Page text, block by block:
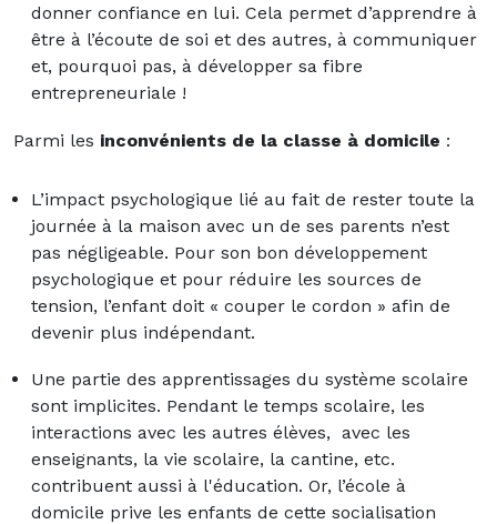
donner confiance en lui. Cela permet d’apprendre à
être à l’écoute de soi et des autres, à communiquer
et, pourquoi pas, à développer sa fibre
entrepreneuriale !
Parmi les inconvénients de la classe à domicile :
L’impact psychologique lié au fait de rester toute la
journée à la maison avec un de ses parents n’est
pas négligeable. Pour son bon développement
psychologique et pour réduire les sources de
tension, l’enfant doit « couper le cordon » afin de
devenir plus indépendant.
Une partie des apprentissages du système scolaire
sont implicites. Pendant le temps scolaire, les
interactions avec les autres élèves, avec les
enseignants, la vie scolaire, la cantine, etc.
contribuent aussi à l'éducation. Or, l’école à
domicile prive les enfants de cette socialisation